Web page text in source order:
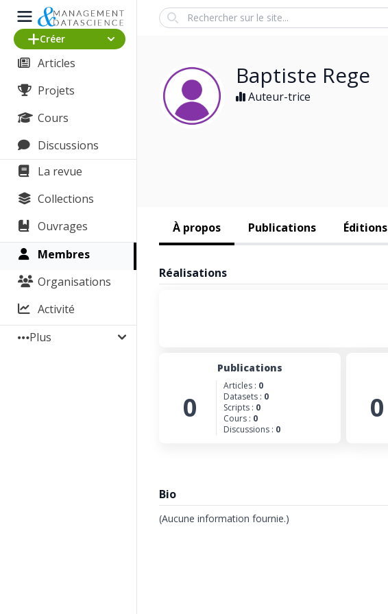
Créer
Articles
Projets
Cours
Discussions
La revue
Collections
Ouvrages
Membres
Organisations
Activité
Plus
Search
Baptiste Rege
Auteur-trice
À propos Publications Éditions
Réalisations
Publications
0
Articles : 0
Datasets : 0
Scripts : 0
Cours : 0
Discussions : 0
0
Bio
(Aucune information fournie.)